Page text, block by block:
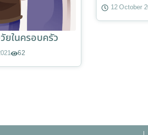
ในครอบครัว
62
12 October